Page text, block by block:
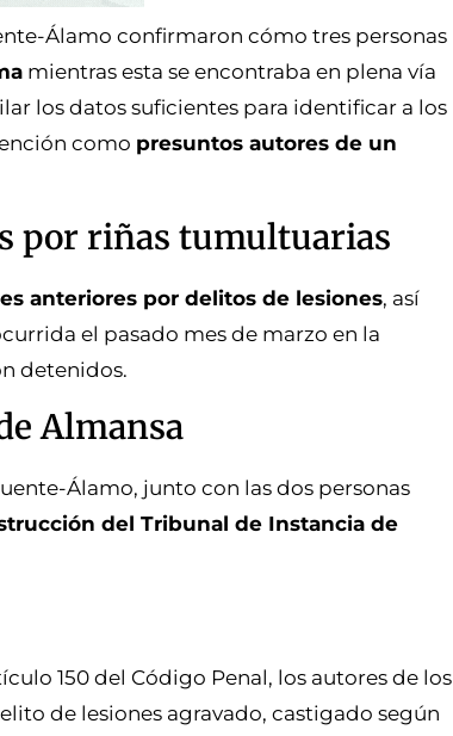
Álamo confirmaron cómo tres personas
mientras esta se encontraba en plena vía
los datos suficientes para identificar a los
como presuntos autores de un
por riñas tumultuarias
anteriores por delitos de lesiones, así
el pasado mes de marzo en la
detenidos.
Almansa
Álamo, junto con las dos personas
del Tribunal de Instancia de
150 del Código Penal, los autores de los
de lesiones agravado, castigado según